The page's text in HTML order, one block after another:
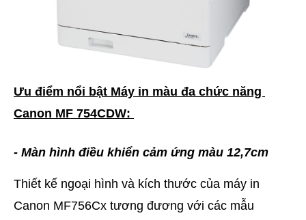
Ưu điểm nổi bật Máy in màu đa chức năng
Canon MF 754CDW:
- Màn hình điều khiển cảm ứng màu 12,7cm
Thiết kế ngoại hình và kích thước của máy in
Canon MF756Cx tương đương với các mẫu